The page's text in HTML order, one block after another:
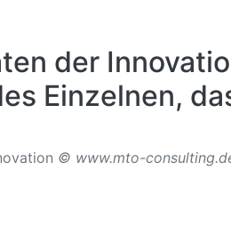
der
Einzelnen,
© www.mto-